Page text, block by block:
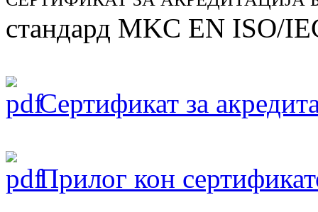
стандард MKC EN ISO/
Сертификат за
Прилог кон